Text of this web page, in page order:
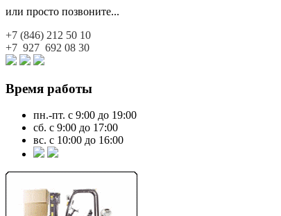
или просто позвоните...
+7 (846) 212 50 10
+7 927 692 08 30
Время работы
пн.-пт. с 9:00 до 19:00
сб. с 9:00 до 17:00
вс. с 10:00 до 16:00